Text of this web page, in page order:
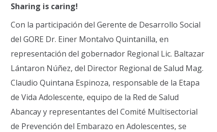
Sharing is caring!
Con la participación del Gerente de Desarrollo Social
del GORE Dr. Einer Montalvo Quintanilla, en
representación del gobernador Regional Lic. Baltazar
Lántaron Núñez, del Director Regional de Salud Mag.
Claudio Quintana Espinoza, responsable de la Etapa
de Vida Adolescente, equipo de la Red de Salud
Abancay y representantes del Comité Multisectorial
de Prevención del Embarazo en Adolescentes, se